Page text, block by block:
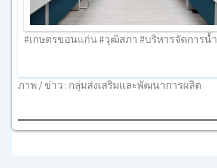
#เกษตรขอนแก่น #วุฒิสภา #บริหารจัดการน้
ภาพ / ข่าว : กลุ่มส่งเสริมและพัฒนาการผลิต